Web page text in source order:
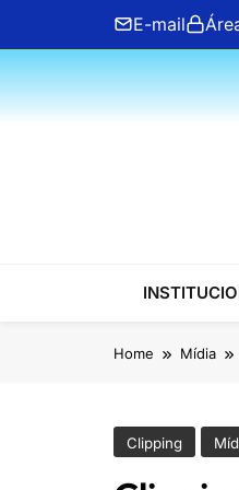
content
E-mail
Home Mídia
Clipping